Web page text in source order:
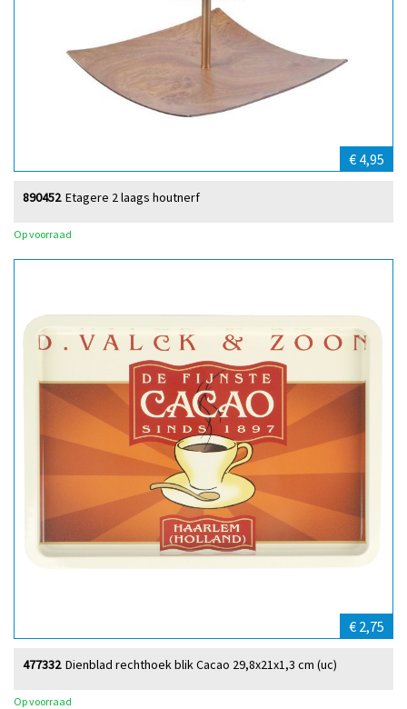
€ 4,95
Etagere 2 laags houtnerf
890452
Op voorraad
€ 2,75
Dienblad rechthoek blik Cacao 29,8x21x1,3 cm (uc)
477332
Op voorraad